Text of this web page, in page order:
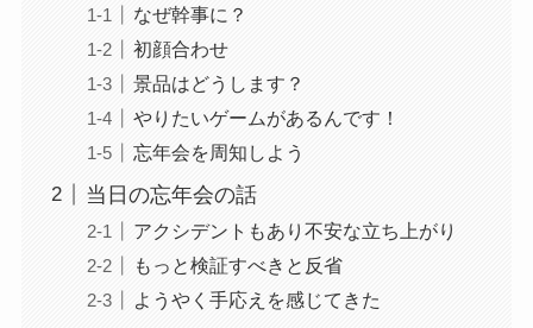
なぜ幹事に？
初顔合わせ
景品はどうします？
やりたいゲームがあるんです！
忘年会を周知しよう
当日の忘年会の話
アクシデントもあり不安な立ち上がり
もっと検証すべきと反省
ようやく手応えを感じてきた